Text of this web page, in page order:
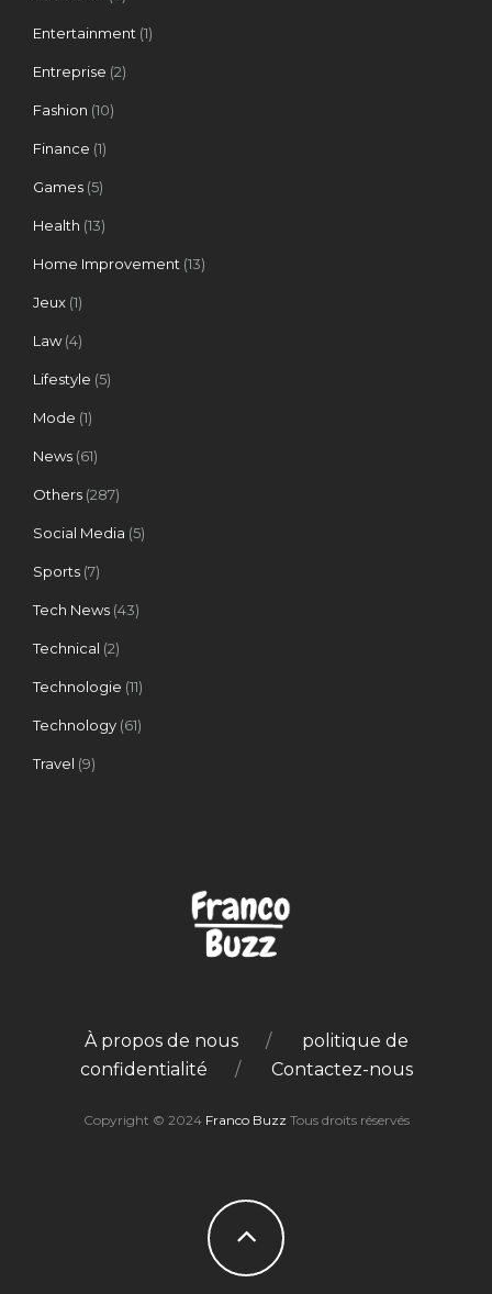
Entertainment (1)
Entreprise (2)
Fashion (10)
Finance (1)
Games (5)
Health (13)
Home Improvement (13)
Jeux (1)
Law(4)
Lifestyle (5)
Mode (1)
News (61)
Others (287)
Social Media (5)
Sports (7)
Tech News (43)
Technical (2)
Technologie (11)
Technology (61)
Travel (9)
À propos de nous
politique de
confidentialité
Contactez-nous
Copyright © 2024 Franco Buzz Tous droits réservés